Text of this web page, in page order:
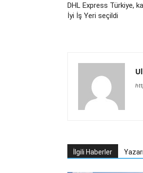
DHL Express Türkiye,
İyi İş Yeri seçildi
İlgili Haberler